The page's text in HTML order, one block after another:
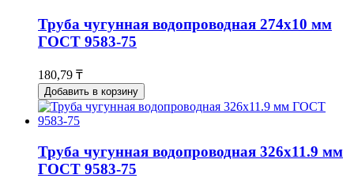
Труба чугунная водопроводная 274x10 мм
ГОСТ 9583-75
180,79 ₸
Добавить в корзину
Труба чугунная водопроводная 326x11.9 мм
ГОСТ 9583-75